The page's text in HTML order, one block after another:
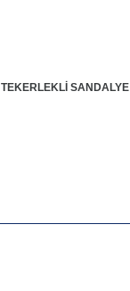
TEKERLEKLİ SANDALYE